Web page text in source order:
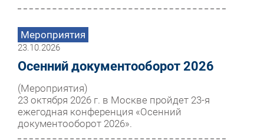
Мероприятия
23.10.2026
Осенний документооборот 2026
(Мероприятия)
23 октября 2026 г. в Москве пройдет 23-я
ежегодная конференция «Осенний
документооборот 2026».